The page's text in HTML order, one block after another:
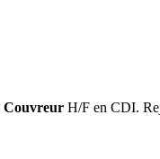
Couvreur H/F en CDI.